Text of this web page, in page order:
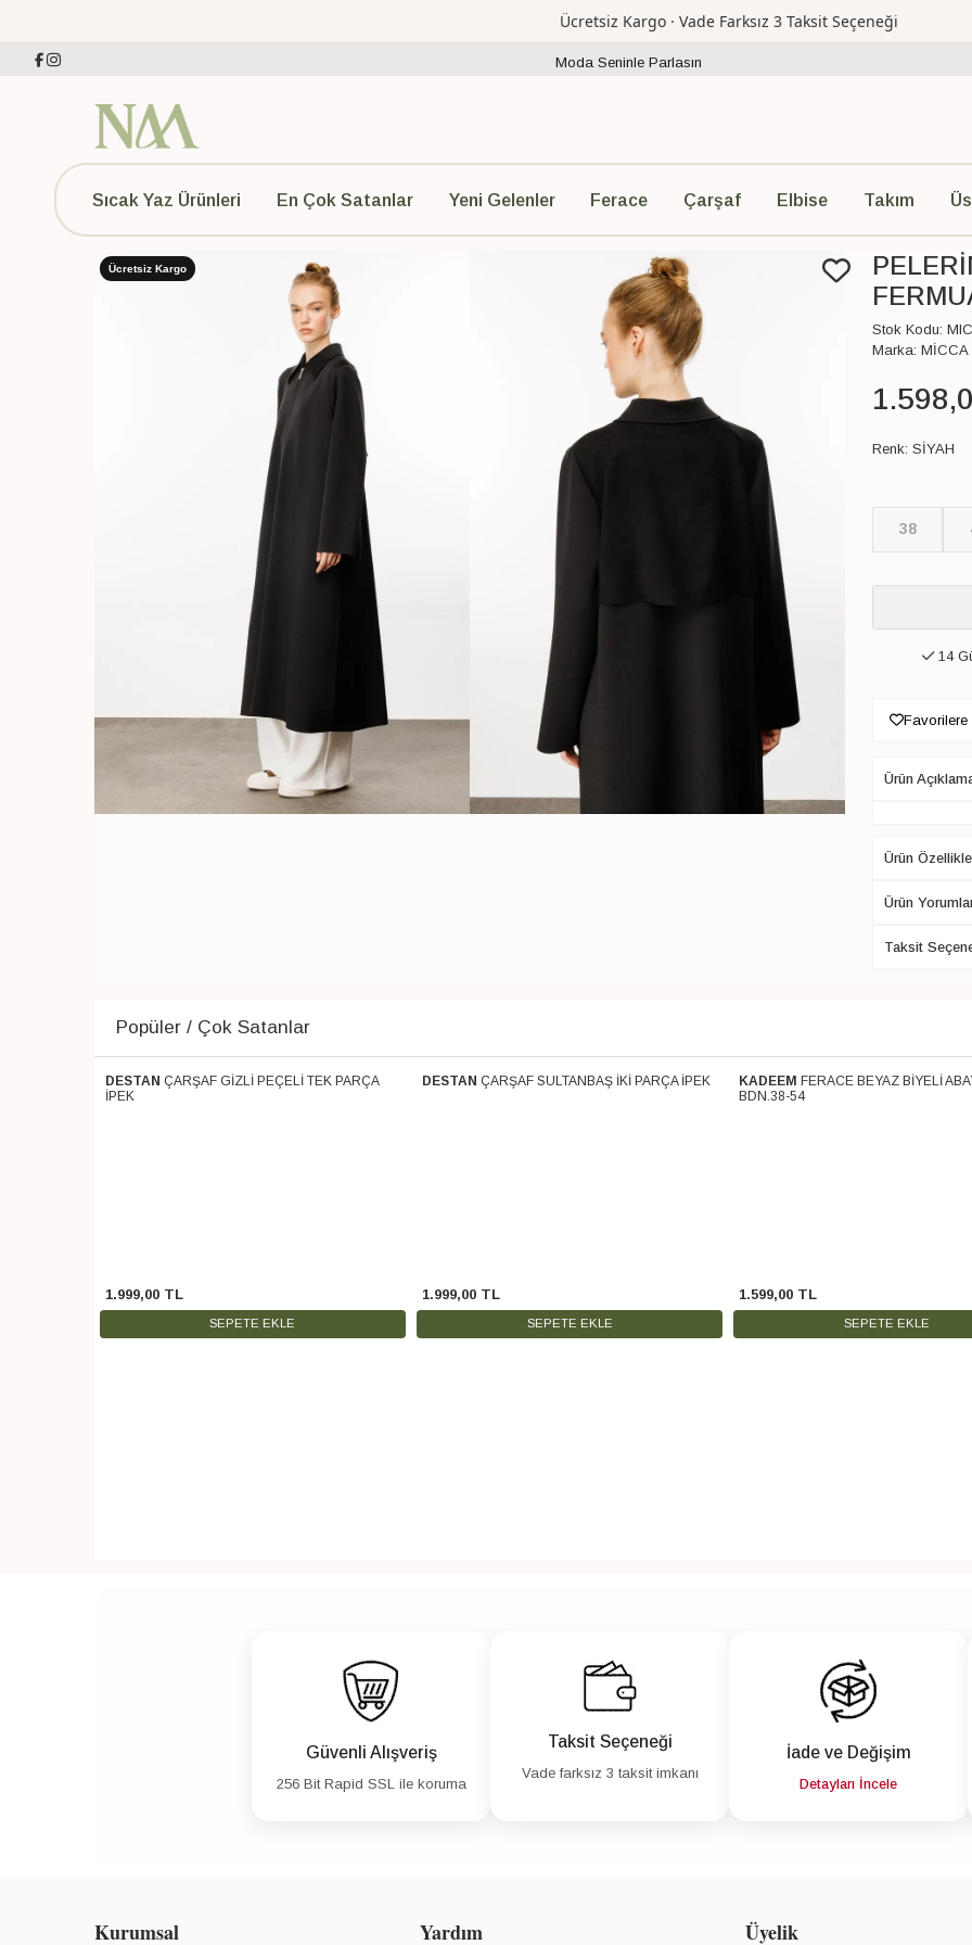
Ücretsiz Kargo · Vade Farksız 3 Taksit Seçeneği
Moda Seninle Parlasın
Sıcak Yaz Ürünleri En Çok Satanlar Yeni Gelenler Ferace Çarşaf Elbise Takım
Ücretsiz Kargo
Stok Kodu:
Marka: MİCCA
1.598,
Renk: SİYAH
38
14
Favorilere
Ürün
Ürün
Ürün
Taksit
Popüler / Çok Satanlar
Ücretsiz Kargo
DESTAN ÇARŞAF GİZLİ PEÇELİ TEK PARÇA
İPEK
1.999,00 TL
SEPETE EKLE
Ücretsiz Kargo
DESTAN ÇARŞAF SULTANBAŞ İKİ PARÇA İPEK
1.999,00 TL
SEPETE EKLE
Ücretsiz Kargo
KADEEM FERACE BEYAZ BİYELİ
BDN.38-54
1.599,00 TL
SEPETE EKLE
Güvenli Alışveriş
256 Bit Rapid SSL ile koruma
Taksit Seçeneği
Vade farksız 3 taksit imkanı
İade ve Değişim
Detayları İncele
Kurumsal Yardım Üyelik